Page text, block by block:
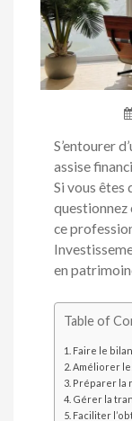
S’entourer
assise
Si vous êtes
questionnez
ce
en
Table of
Faire le
Améliorer
Préparer la
Gérer la
Faciliter